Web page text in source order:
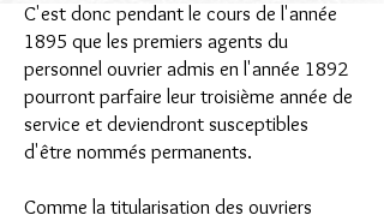
C'est donc pendant le cours de l'année
1895 que les premiers agents du
personnel ouvrier admis en l'année 1892
pourront parfaire leur troisième année de
service et deviendront susceptibles
d'être nommés permanents.
Comme la titularisation des ouvriers